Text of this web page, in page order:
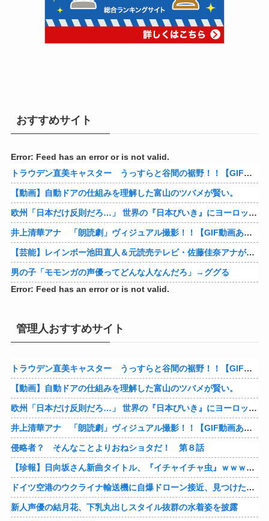
おすすめサイト
Error: Feed has an error or is not valid.
トラウデン直美キャスター うっすらと谷間の裾野！！【GIF動画あり】
【動画】自動ドアの仕組みを理解した富山のツバメが賢い。
欧州「日本だけ反則だろ…」 世界の『日本びいき』にヨーロッパ全土から不満の声
井上清華アナ 「朗読劇」ヴィジュアル撮影！！【GIF動画あり】
【芸能】レインボー池田直人＆元読売テレビ・佐藤佳奈アナが結婚
男の子「モモンガの声優ってどんな人なんだろ」→ググる
Error: Feed has an error or is not valid.
管理人おすすめサイト
トラウデン直美キャスター うっすらと谷間の裾野！！【GIF動画あり】
【動画】自動ドアの仕組みを理解した富山のツバメが賢い。
欧州「日本だけ反則だろ…」 世界の『日本びいき』にヨーロッパ全土から不満の声
井上清華アナ 「朗読劇」ヴィジュアル撮影！！【GIF動画あり】
侵略者？ そんなことよりおねショタだ！ 第８話
【珍報】日向坂さん新曲タイトル、『イチャイチャ虫』ｗｗｗ★2
ドイツ空港のウクライナ輸送機に自爆ドローン接近、見つけた空港職員が蹴り落とす…高性能プラスチック爆弾搭載！
新人声優の結月花、下乳丸出しスタイル抜群の水着姿を披露